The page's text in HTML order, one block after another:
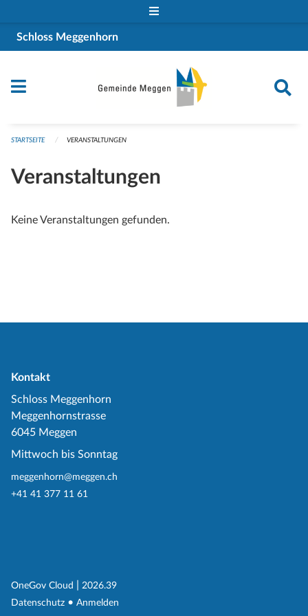
Schloss Meggenhorn
STARTSEITE VERANSTALTUNGEN
Veranstaltungen
Keine Veranstaltungen gefunden.
Kontakt
Schloss Meggenhorn
Meggenhornstrasse
6045 Meggen
Mittwoch bis Sonntag
meggenhorn@meggen.ch
+41 41 377 11 61
OneGov Cloud (External Link)
2026.39
Datenschutz (External Link)
Anmelden